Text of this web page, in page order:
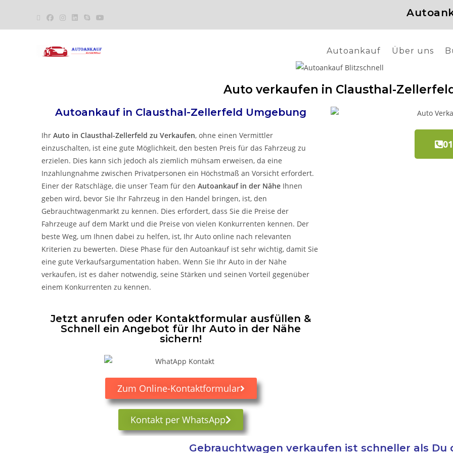
Autoankauf Über uns
Auto verkaufen in Clausthal-
Autoankauf in Clausthal-Zellerfeld Umgebung
Ihr Auto in Clausthal-Zellerfeld zu Verkaufen, ohne einen Vermittler
einzuschalten, ist eine gute Möglichkeit, den besten Preis für das Fahrzeug zu
erzielen. Dies kann sich jedoch als ziemlich mühsam erweisen, da eine
Inzahlungnahme zwischen Privatpersonen ein Höchstmaß an Vorsicht erfordert.
Einer der Ratschläge, die unser Team für den Autoankauf in der Nähe Ihnen
geben wird, bevor Sie Ihr Fahrzeug in den Handel bringen, ist, den
Gebrauchtwagenmarkt zu kennen. Dies erfordert, dass Sie die Preise der
Fahrzeuge auf dem Markt und die Preise von vielen Konkurrenten kennen. Der
beste Weg, um Ihnen dabei zu helfen, ist, Ihr Auto online nach relevanten
Kriterien zu bewerten. Diese Phase für den Autoankauf ist sehr wichtig, damit Sie
eine gute Verkaufsargumentation haben. Wenn Sie Ihr Auto in der Nähe
verkaufen, ist es daher notwendig, seine Stärken und seinen Vorteil gegenüber
einem Konkurrenten zu kennen.
Jetzt anrufen oder Kontaktformular ausfüllen &
Schnell ein Angebot für Ihr Auto in der Nähe
sichern!
Zum Online-Kontaktformular
Kontakt per WhatsApp
Gebrauchtwagen verkaufen ist schneller als Du